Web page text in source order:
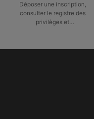
Déposer une inscription,
consulter le registre des
privilèges et